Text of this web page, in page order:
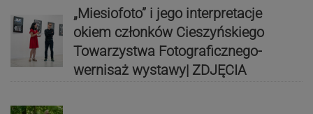
„Miesiofoto” i jego interpretacje
okiem członków Cieszyńskiego
Towarzystwa Fotograficznego-
wernisaż wystawy| ZDJĘCIA